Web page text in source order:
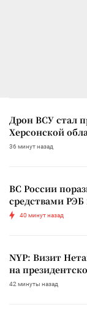
Дрон ВСУ стал
Херсонской
36 минут назад
ВС России
средствами РЭБ
40 минут назад
NYP: Визит
на
42 минуты назад